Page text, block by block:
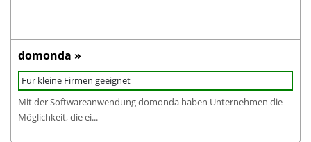
domonda »
Für kleine Firmen geeignet
Mit der Softwareanwendung domonda haben Unternehmen die
Möglichkeit, die ei...